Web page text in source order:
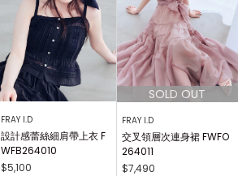
FRAY I.D
設計感蕾絲細肩帶上衣 F
WFB264010
$5,100
FRAY I.D
交叉領層次連身裙 FWFO
264011
$7,490